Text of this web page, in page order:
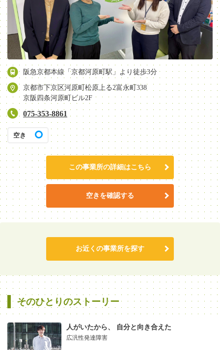
阪急京都本線「京都河原町駅」より徒歩3分
京都市下京区河原町松原上る2富永町338
京阪四条河原町ビル2F
075-353-8861
空き
この事業所の詳細はこちら
空きを確認する
お近くの事業所を探す
そのひとりのストーリー
人がいたから、 自分と向き合えた
広汎性発達障害